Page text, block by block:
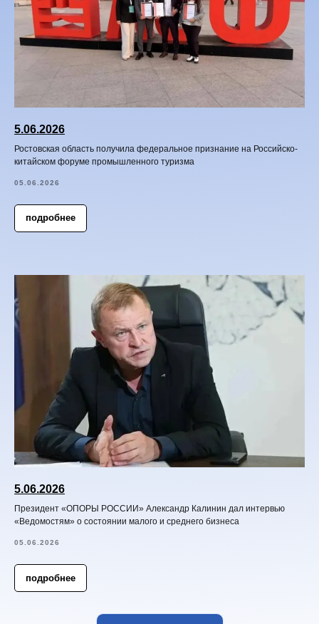
5.06.2026
Ростовская область получила федеральное признание на Российско-
китайском форуме промышленного туризма
05.06.2026
подробнее
5.06.2026
Президент «ОПОРЫ РОССИИ» Александр Калинин дал интервью
«Ведомостям» о состоянии малого и среднего бизнеса
05.06.2026
подробнее